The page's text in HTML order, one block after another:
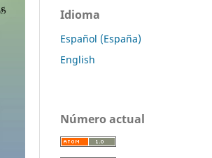
Idioma
Español (España)
English
Número actual